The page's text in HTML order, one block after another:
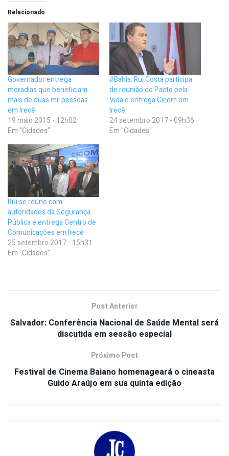
Relacionado
Governador entrega
moradias que beneficiam
mais de duas mil pessoas
em Irecê
19 maio 2015 - 12h02
Em "Cidades"
#Bahia: Rui Costa participa
de reunião do Pacto pela
Vida e entrega Cicom em
Irecê
24 setembro 2017 - 09h36
Em "Cidades"
Rui se reúne com
autoridades da Segurança
Pública e entrega Centro de
Comunicações em Irecê
25 setembro 2017 - 15h31
Em "Cidades"
Post Anterior
Salvador: Conferência Nacional de Saúde Mental será
discutida em sessão especial
Próximo Post
Festival de Cinema Baiano homenageará o cineasta
Guido Araújo em sua quinta edição